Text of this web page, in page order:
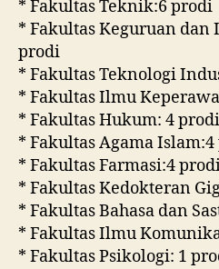
* Fakultas Teknik:6 prodi
* Fakultas Keguruan
prodi
* Fakultas Teknologi
* Fakultas Ilmu
* Fakultas Hukum: 4 prodi
* Fakultas Agama
* Fakultas Farmasi:4
* Fakultas Kedokteran
* Fakultas Bahasa dan
* Fakultas Ilmu
* Fakultas Psikologi: 1